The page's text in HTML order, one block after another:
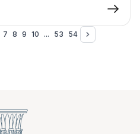
7 8 9 10 ... 53 54